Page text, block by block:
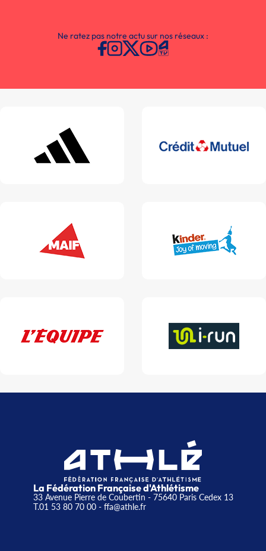
Ne ratez pas notre actu sur nos réseaux :
La Fédération Française d'Athlétisme
33 Avenue Pierre de Coubertin - 75640 Paris Cedex 13
T.01 53 80 70 00- ffa@athle.fr